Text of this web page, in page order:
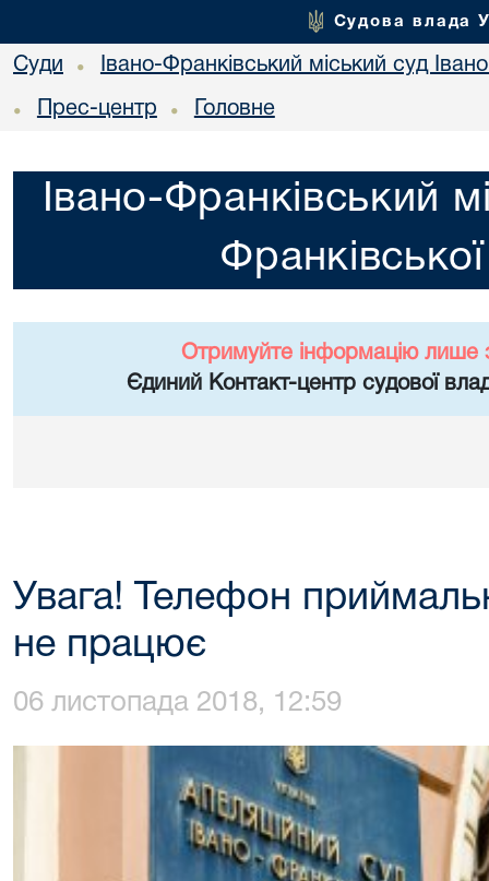
Судова влада
Суди • Івано-Франківський міський суд
• Прес-центр • Головне
Івано-Франківський
Отримуйте інформацію лише
Єдиний Контакт-центр судової
Увага! Телефон
не працює
06 листопада 2018, 12:59